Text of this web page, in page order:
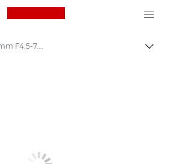
Canon Logo, back to
Canon RF 100-500mm F4.5-7.1 L IS USM